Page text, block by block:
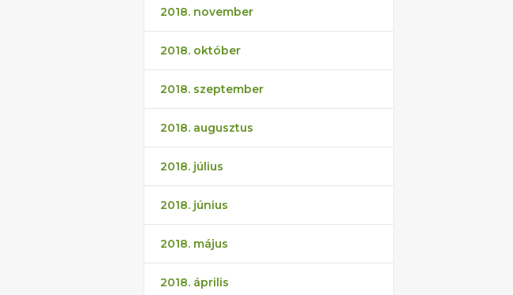
2018. november
2018. október
2018. szeptember
2018. augusztus
2018. július
2018. június
2018. május
2018. április